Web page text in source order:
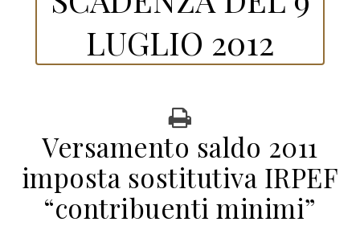
LUGLIO 2012
Versamento saldo 2011
imposta sostitutiva IRPEF
“contribuenti minimi”